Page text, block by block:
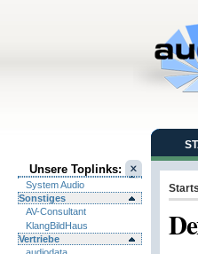
Unsere Toplinks:
System Audio
Sonstiges
AV-Consultant
KlangBildHaus
Vertriebe